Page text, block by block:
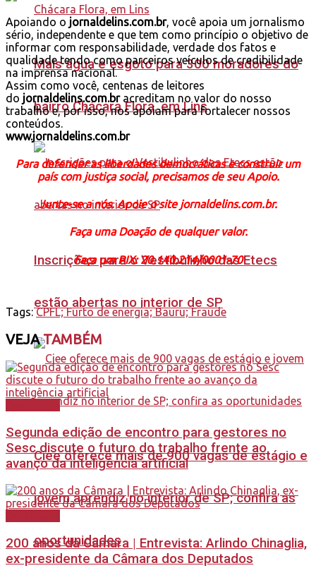
Mais água e esgoto para 300 moradores do
bairro Chácara Flora, em Lins
Inscrições para o Vestibulinho das Etecs
estão abertas no interior de SP
Ciee oferece mais de 900 vagas de estágio e
jovem aprendiz no interior de SP; confira as
oportunidades
Apoiando o jornaldelins.com.br, você apoia um jornalismo
sério, independente e que tem como princípio o objetivo de
informar com responsabilidade, verdade dos fatos e
qualidade tendo como parceiros veículos de credibilidade
na imprensa nacional.
Assim como você, centenas de leitores
do jornaldelins.com.bracreditam no valor do nosso
trabalho e, por isso, nos apoiam para fortalecer nossos
conteúdos.
www.jornaldelins.com.br
Para defender as liberdades democráticas e construir um
país com justiça social, precisamos de seu Apoio.
Junte-se a nós. Apoie o site jornaldelins.com.br.
Faça uma Doação de qualquer valor.
Faça um PIX: 20.140.214/0001-70
Tags: CPFL; Furto de energia; Bauru; Fraude
VEJATAMBÉM
Segunda edição de encontro para gestores no
Sesc discute o futuro do trabalho frente ao
avanço da inteligência artificial
200 anos da Câmara | Entrevista: Arlindo Chinaglia,
ex-presidente da Câmara dos Deputados